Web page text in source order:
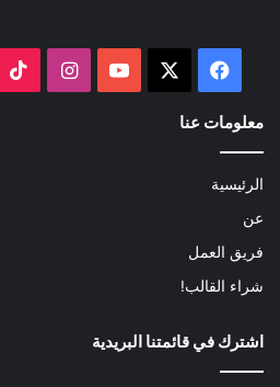
فيسبوك ‫YouTubeانستقرام
معلومات عنا
الرئيسية
عن
فريق العمل
شراء القالب!
اشترك في قائمتنا البريدية